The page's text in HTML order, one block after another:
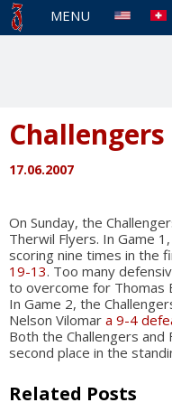
MENU
17.06.2007
On Sunday, the
Therwil Flyers. In Game
scoring nine times in the
19-13. Too many
to overcome for Thomas
In Game 2, the
Nelson Vilomar a 9-4
Both the Challengers
second place in the
Related Posts